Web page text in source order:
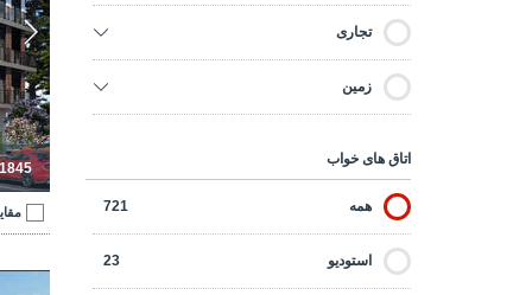
تجاری
زمین
اتاق های خواب
همه 721
استودیو 23